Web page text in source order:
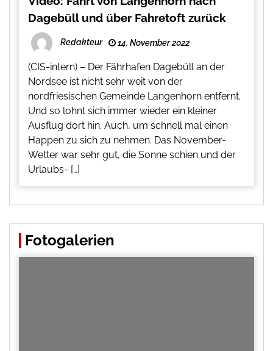
Dagebüll und über Fahretoft zurück
Redakteur 14. November 2022
(CIS-intern) – Der Fährhafen Dagebüll an der
Nordsee ist nicht sehr weit von der
nordfriesischen Gemeinde Langenhorn entfernt.
Und so lohnt sich immer wieder ein kleiner
Ausflug dort hin. Auch, um schnell mal einen
Happen zu sich zu nehmen. Das November-
Wetter war sehr gut, die Sonne schien und der
Urlaubs- […]
Fotogalerien